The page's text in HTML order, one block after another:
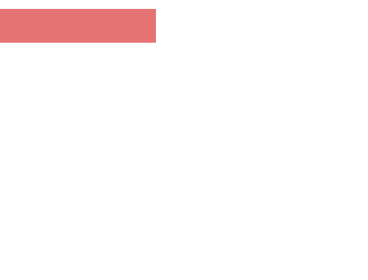
スリーヌ カラキの香り／チリ